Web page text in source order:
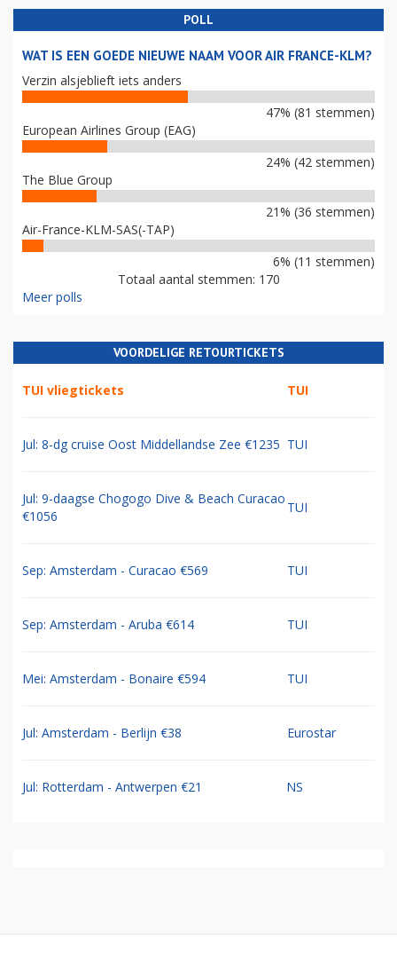
POLL
WAT IS EEN GOEDE NIEUWE NAAM VOOR AIR FRANCE-KLM?
Verzin alsjeblieft iets anders
47% (81 stemmen)
European Airlines Group (EAG)
24% (42 stemmen)
The Blue Group
21% (36 stemmen)
Air-France-KLM-SAS(-TAP)
6% (11 stemmen)
Totaal aantal stemmen: 170
Meer polls
VOORDELIGE RETOURTICKETS
TUI vliegtickets TUI
Jul: 8-dg cruise Oost Middellandse Zee €1235 TUI
Jul: 9-daagse Chogogo Dive & Beach Curacao
€1056
TUI
Sep: Amsterdam - Curacao €569 TUI
Sep: Amsterdam - Aruba €614 TUI
Mei: Amsterdam - Bonaire €594 TUI
Jul: Amsterdam - Berlijn €38 Eurostar
Jul: Rotterdam - Antwerpen €21 NS